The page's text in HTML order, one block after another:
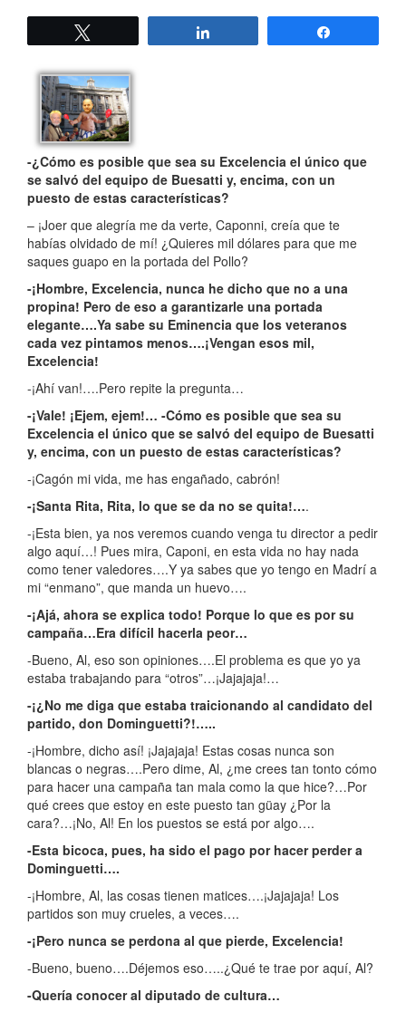
-¿Cómo es posible que sea su Excelencia el único que
se salvó del equipo de Buesatti y, encima, con un
puesto de estas características?
– ¡Joer que alegría me da verte, Caponni, creía que te
habías olvidado de mí! ¿Quieres mil dólares para que me
saques guapo en la portada del Pollo?
-¡Hombre, Excelencia, nunca he dicho que no a una
propina! Pero de eso a garantizarle una portada
elegante….Ya sabe su Eminencia que los veteranos
cada vez pintamos menos….¡Vengan esos mil,
Excelencia!
-¡Ahí van!….Pero repite la pregunta…
-¡Vale! ¡Ejem, ejem!… -Cómo es posible que sea su
Excelencia el único que se salvó del equipo de Buesatti
y, encima, con un puesto de estas características?
-¡Cagón mi vida, me has engañado, cabrón!
-¡Santa Rita, Rita, lo que se da no se quita!….
-¡Esta bien, ya nos veremos cuando venga tu director a pedir
algo aquí…! Pues mira, Caponi, en esta vida no hay nada
como tener valedores….Y ya sabes que yo tengo en Madrí a
mi “enmano”, que manda un huevo….
-¡Ajá, ahora se explica todo! Porque lo que es por su
campaña…Era difícil hacerla peor…
-Bueno, Al, eso son opiniones….El problema es que yo ya
estaba trabajando para “otros”…¡Jajajaja!…
-¡¿No me diga que estaba traicionando al candidato del
partido, don Dominguetti?!…..
-¡Hombre, dicho así! ¡Jajajaja! Estas cosas nunca son
blancas o negras….Pero dime, Al, ¿me crees tan tonto cómo
para hacer una campaña tan mala como la que hice?…Por
qué crees que estoy en este puesto tan güay ¿Por la
cara?…¡No, Al! En los puestos se está por algo….
-Esta bicoca, pues, ha sido el pago por hacer perder a
Dominguetti….
-¡Hombre, Al, las cosas tienen matices….¡Jajajaja! Los
partidos son muy crueles, a veces….
-¡Pero nunca se perdona al que pierde, Excelencia!
-Bueno, bueno….Déjemos eso…..¿Qué te trae por aquí, Al?
-Quería conocer al diputado de cultura…